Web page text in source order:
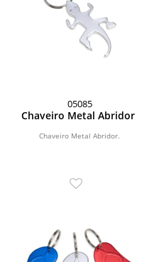
05085
Chaveiro Metal Abridor
Chaveiro Metal Abridor.